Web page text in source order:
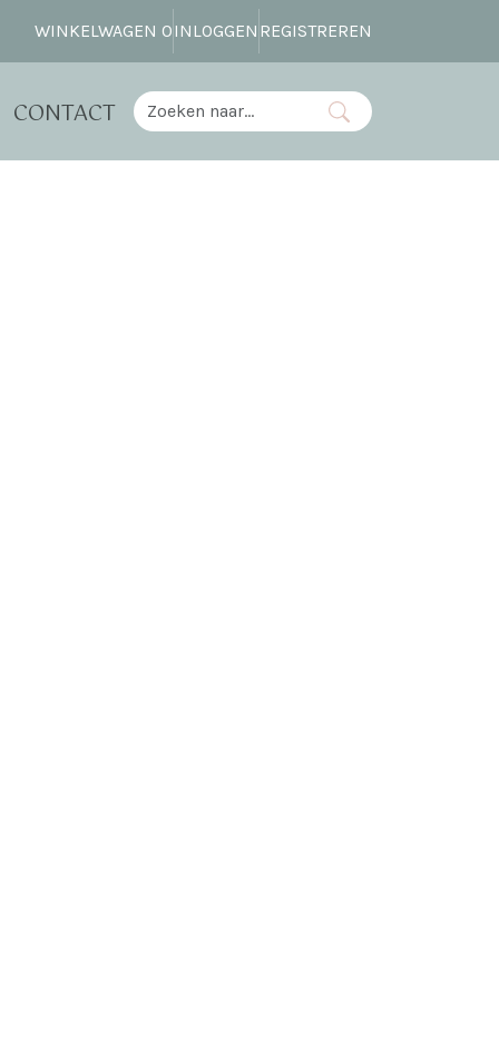
WINKELWAGEN 0INLOGGEN REGISTREREN
CONTACT